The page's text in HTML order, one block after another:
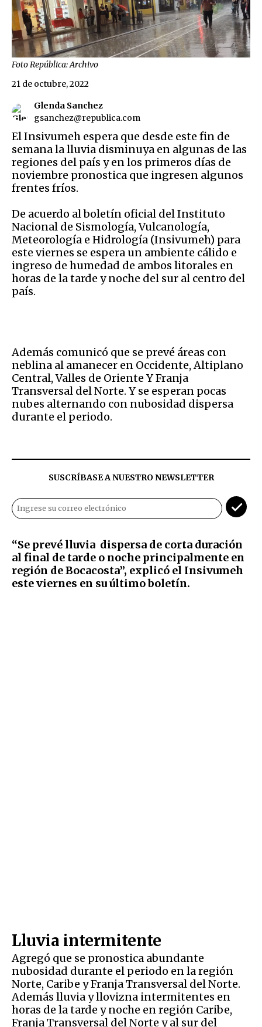
Foto República: Archivo
Glenda Sanchez
gsanchez@republica.com
21 de octubre, 2022
El Insivumeh espera que desde este fin de
semana la lluvia disminuya en algunas de las
regiones del país y en los primeros días de
noviembre pronostica que ingresen algunos
frentes fríos.
De acuerdo al boletín oficial delInstituto
Nacional de Sismología, Vulcanología,
Meteorología e Hidrología (Insivumeh) para
este viernes se espera un ambiente cálido e
ingreso de humedad de ambos litorales en
horas de la tarde y noche del sur al centro del
país.
Además comunicó que se prevé áreas con
neblina al amanecer en Occidente, Altiplano
Central, Valles de Oriente Y Franja
Transversal del Norte. Y se esperan pocas
nubes alternando con nubosidad dispersa
durante el periodo.
SUSCRÍBASE A NUESTRO NEWSLETTER
“Se prevé lluvia dispersa de corta duración
al final de tarde o noche principalmente en
región de Bocacosta”, explicó el Insivumeh
este viernes en su último boletín.
Lluvia intermitente
Agregó que se pronostica abundante
nubosidad durante el periodo en la región
Norte, Caribe y Franja Transversal del Norte.
Además lluvia y llovizna intermitentes en
horas de la tarde y noche en región Caribe,
Franja Transversal del Norte y al sur del